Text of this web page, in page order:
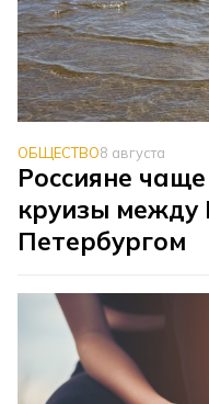
ОБЩЕСТВО8 августа
Россияне
круизы между
Петербургом